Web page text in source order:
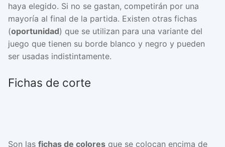
haya elegido. Si no se gastan, competirán por una
mayoría al final de la partida. Existen otras fichas
(oportunidad) que se utilizan para una variante del
juego que tienen su borde blanco y negro y pueden
ser usadas indistintamente.
Fichas de corte
Son las fichas de colores que se colocan encima de